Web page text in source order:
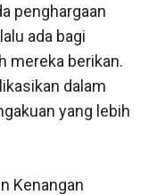
penghargaan
ada bagi
mereka berikan.
dalam
yang lebih
Kenangan